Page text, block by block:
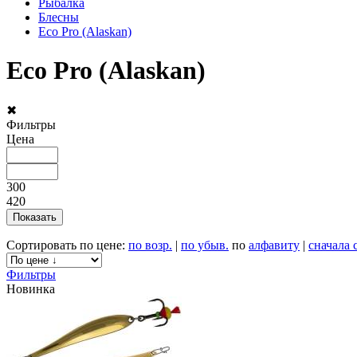
Рыбалка
Блесны
Eco Pro (Alaskan)
Eco Pro (Alaskan)
✖
Фильтры
Цена
300
420
Сортировать по цене: по возр. | по убыв. по алфавиту | сначала
Фильтры
Новинка